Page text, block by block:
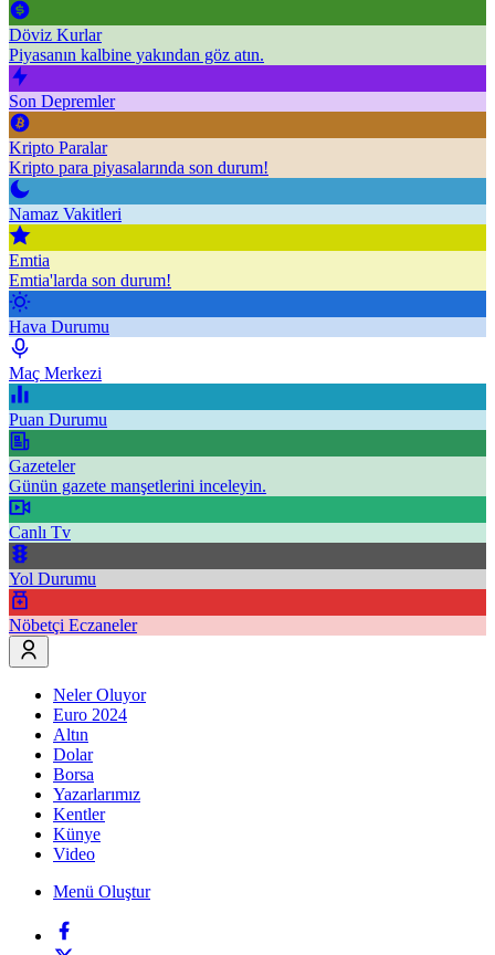
Döviz Kurlar
Piyasanın kalbine yakından göz atın.
Son Depremler
Kripto Paralar
Kripto para piyasalarında son durum!
Namaz Vakitleri
Emtia
Emtia'larda son durum!
Hava Durumu
Maç Merkezi
Puan Durumu
Gazeteler
Günün gazete manşetlerini inceleyin.
Canlı Tv
Yol Durumu
Nöbetçi Eczaneler
Neler Oluyor
Euro 2024
Altın
Dolar
Borsa
Yazarlarımız
Kentler
Künye
Video
Menü Oluştur